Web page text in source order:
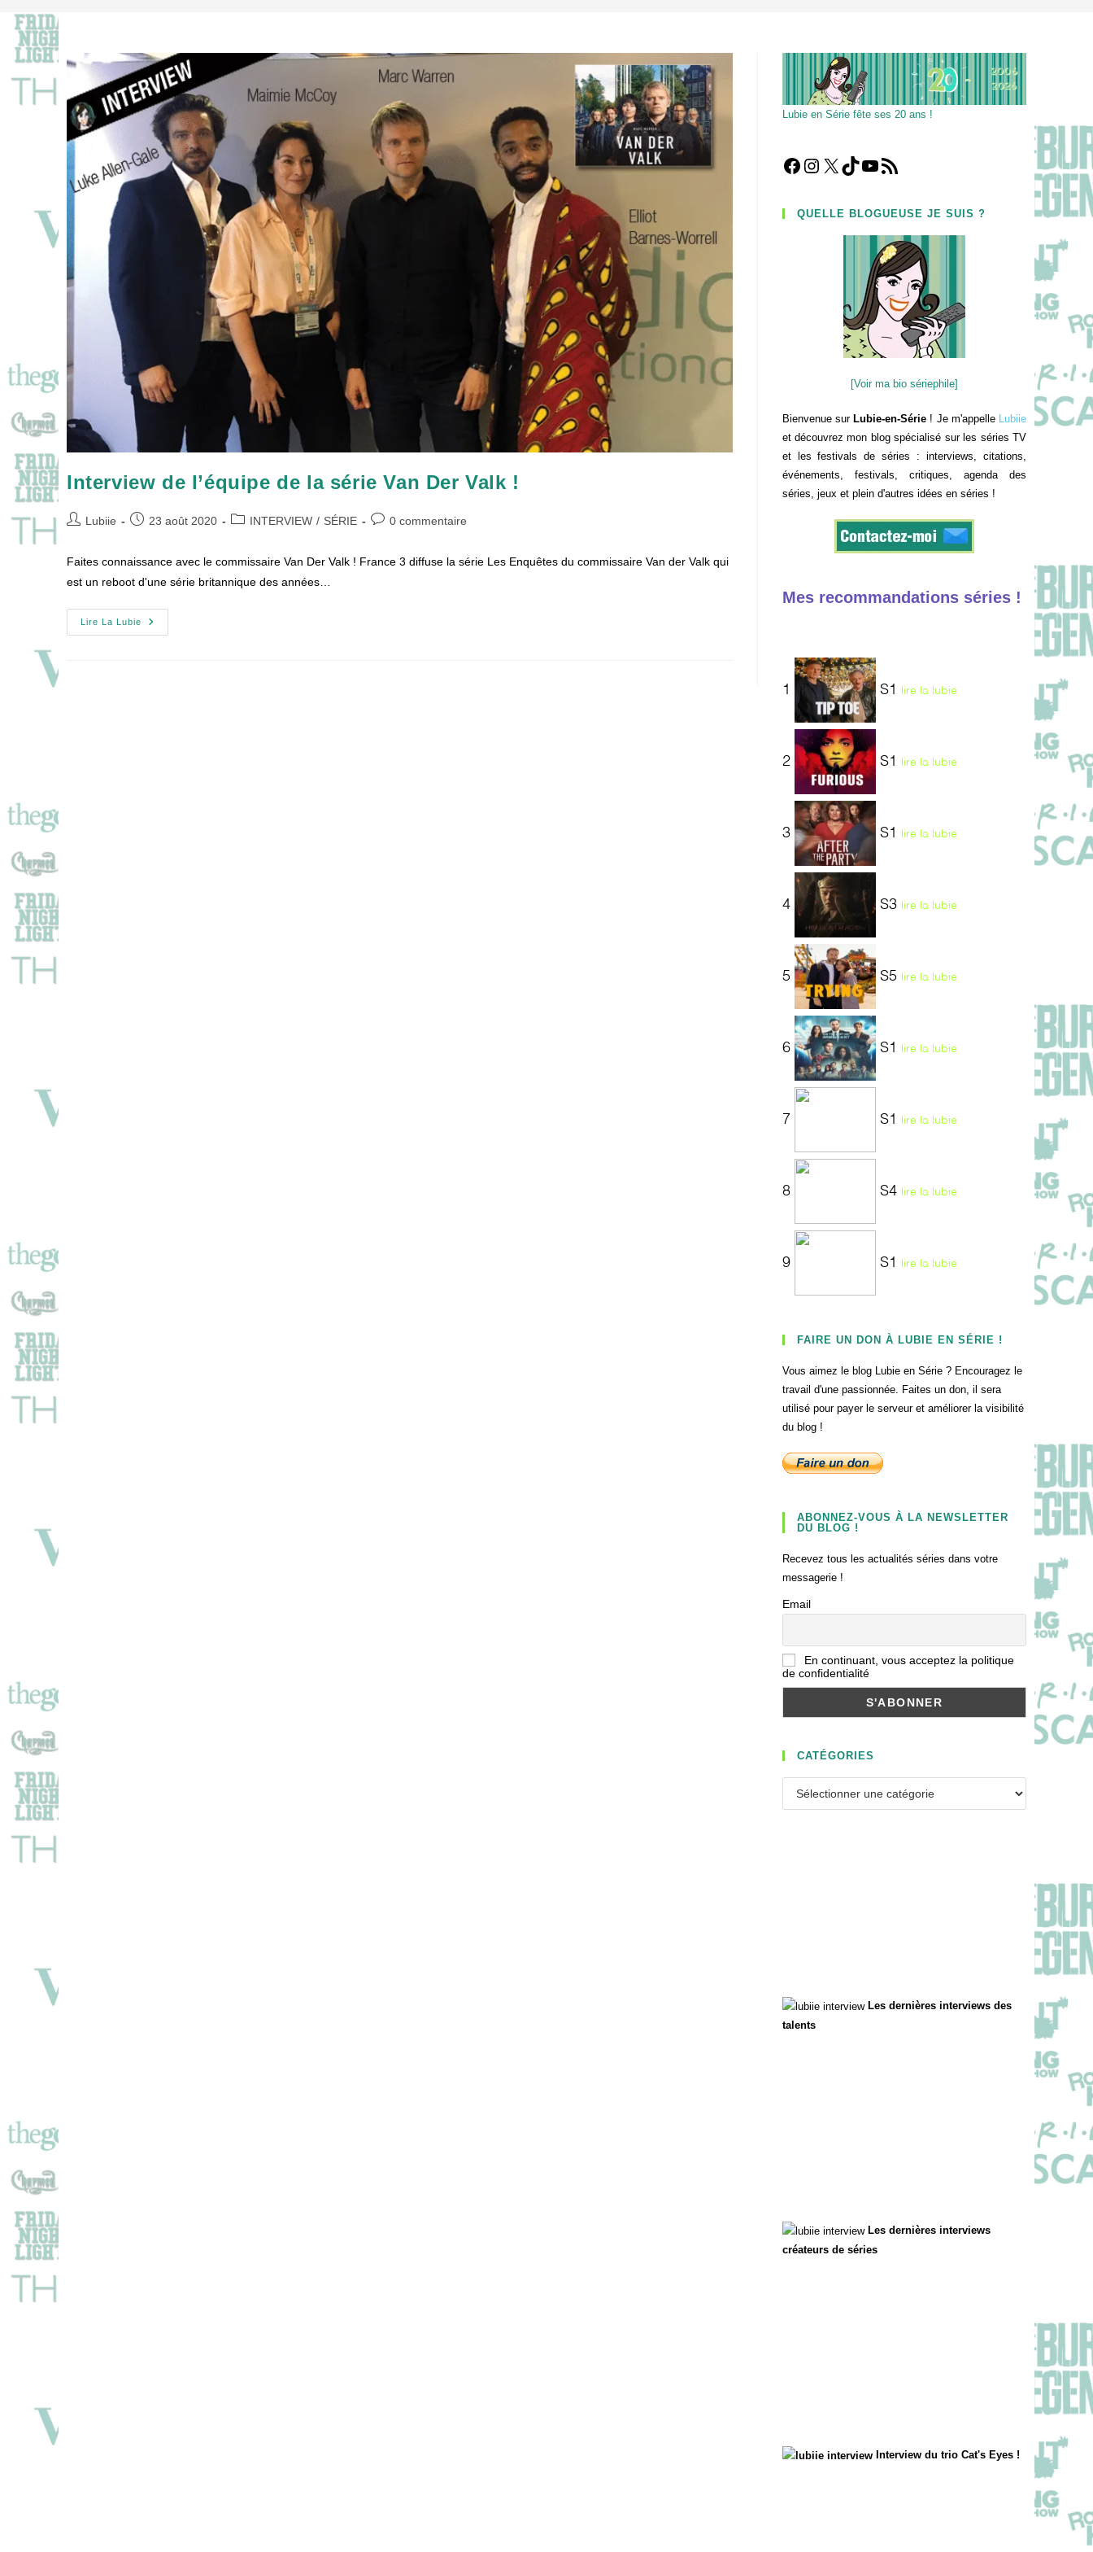
Interview de l’équipe de la série Van Der Valk !
Auteur/autrice
Lubiie
Publication
23 août 2020
PostINTERVIEW / SÉRIE
Commentaires
0 commentaire
Faites connaissance avec le commissaire Van Der Valk ! France 3 diffuse la série Les Enquêtes du commissaire Van der Valk qui
est un reboot d'une série britannique des années…
Lire La Lubie
Interview
De
Lubie en Série fête ses 20 ans !
Facebook
Instagram
X TikTokYouTube
Flux RSS
QUELLE BLOGUEUSE JE SUIS ?
[Voir ma bio sériephile]
Bienvenue sur Lubie-en-Série ! Je m'appelle Lubiie
et découvrez mon blog spécialisé sur les séries TV
et les festivals de séries : interviews, citations,
événements, festivals, critiques, agenda des
séries, jeux et plein d'autres idées en séries !
Mes recommandations séries !
1 S1 lire la lubie
2 S1 lire la lubie
3 S1 lire la lubie
4 S3 lire la lubie
5 S5 lire la lubie
6 S1 lire la lubie
7 S1 lire la lubie
8 S4 lire la lubie
9 S1 lire la lubie
FAIRE UN DON À LUBIE EN SÉRIE !
Vous aimez le blog Lubie en Série ? Encouragez le
travail d'une passionnée. Faites un don, il sera
utilisé pour payer le serveur et améliorer la visibilité
du blog !
ABONNEZ-VOUS À LA NEWSLETTER
DU BLOG !
Recevez tous les actualités séries dans votre
messagerie !
Email
En continuant, vous acceptez la politique
de confidentialité
CATÉGORIES
Les dernières interviews des
talents
Les dernières interviews
créateurs de séries
Interview du trio Cat's Eyes !